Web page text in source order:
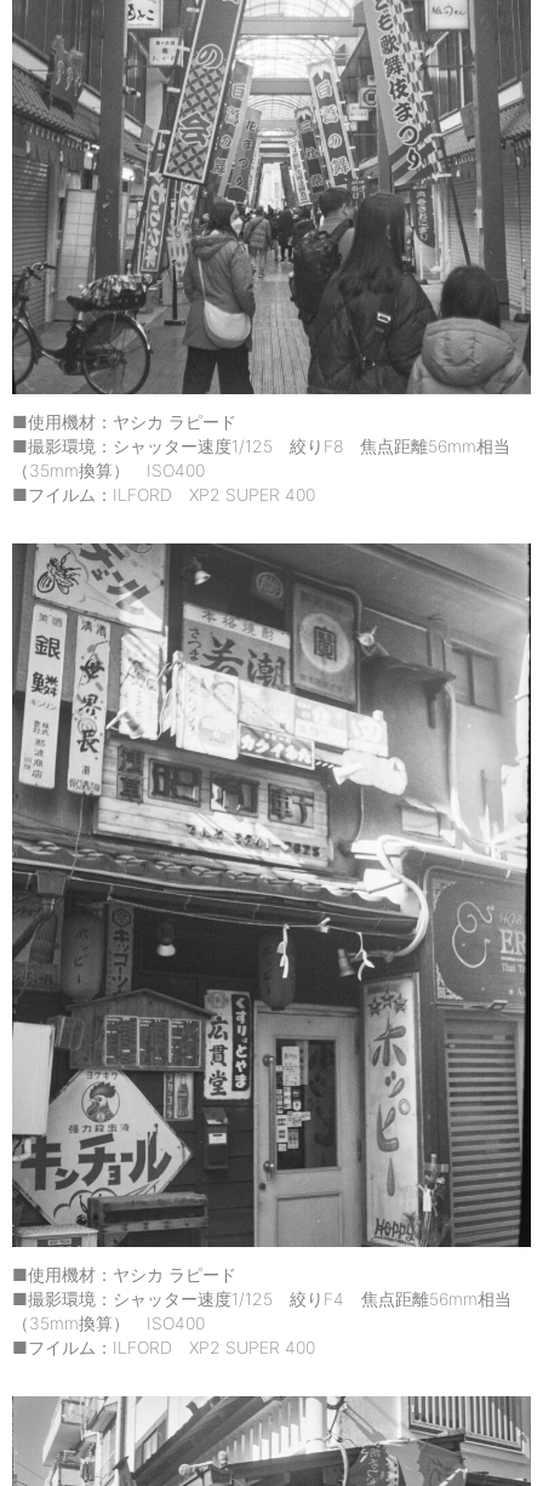
■使用機材：ヤシカ ラピード
■撮影環境：シャッター速度1/125 絞りF8 焦点距離56mm相当
（35mm換算） ISO400
■フイルム：ILFORD XP2 SUPER 400
■使用機材：ヤシカ ラピード
■撮影環境：シャッター速度1/125 絞りF4 焦点距離56mm相当
（35mm換算） ISO400
■フイルム：ILFORD XP2 SUPER 400